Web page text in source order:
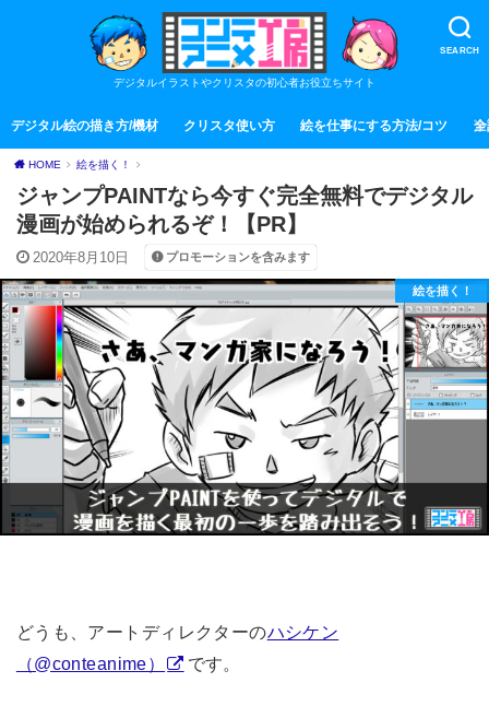
SEARCH
デジタルイラストやクリスタの初心者お役立ちサイト
デジタル絵の描き方/機材 クリスタ使い方 絵を仕事にする方法/コツ 全
HOME 絵を描く！
ジャンプPAINTなら今すぐ完全無料でデジタル
漫画が始められるぞ！【PR】
2020年8月10日 プロモーションを含みます
絵を描く！
どうも、アートディレクターのハシケン
（@conteanime）
です。